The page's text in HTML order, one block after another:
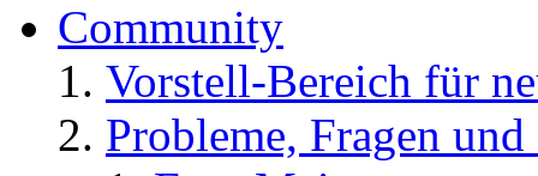
Community
Vorstell-Bereich für
Probleme, Fragen